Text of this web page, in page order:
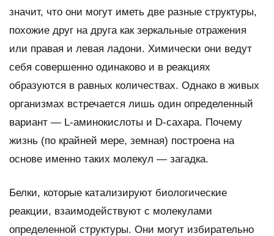
значит, что они могут иметь две разные структуры,
похожие друг на друга как зеркальные отражения
или правая и левая ладони. Химически они ведут
себя совершенно одинаково и в реакциях
образуются в равных количествах. Однако в живых
организмах встречается лишь один определенный
вариант — L-аминокислоты и D-сахара. Почему
жизнь (по крайней мере, земная) построена на
основе именно таких молекул — загадка.
Белки, которые катализируют биологические
реакции, взаимодействуют с молекулами
определенной структуры. Они могут избирательно